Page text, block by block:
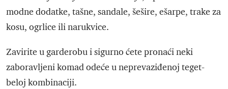
modne dodatke, tašne, sandale, šešire, ešarpe, trake za
kosu, ogrlice ili narukvice.
Zavirite u garderobu i sigurno ćete pronaći neki
zaboravljeni komad odeće u neprevaziđenoj teget-
beloj kombinaciji.